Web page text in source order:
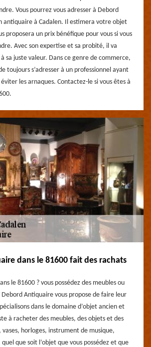
Vous pourrez vous adresser à Debord
antiquaire à Cadalen. Il estimera votre objet
proposera un prix bénéfique pour vous si vous
Avec son expertise et sa probité, il va
sa juste valeur. Dans ce genre de commerce,
toujours s’adresser à un professionnel ayant
les arnaques. Contactez-le si vous êtes à
dans le 81600 fait des rachats
le 81600 ? vous possédez des meubles ou
Debord Antiquaire vous propose de faire leur
dans le domaine d’objet ancien et
à racheter des meubles, des objets et des
vases, horloges, instrument de musique,
que soit l’objet que vous possédez et que